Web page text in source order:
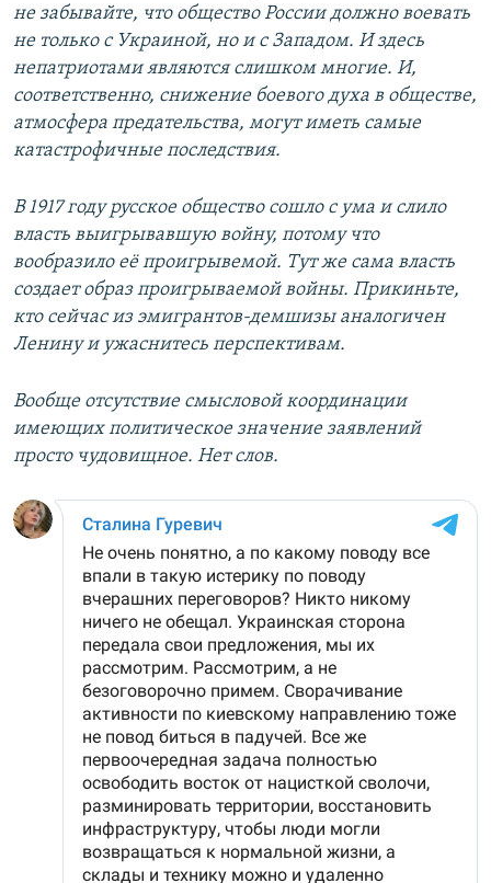
не забывайте, что общество России должно воевать
не только с Украиной, но и с Западом. И здесь
непатриотами являются слишком многие. И,
соответственно, снижение боевого духа в обществе,
атмосфера предательства, могут иметь самые
катастрофичные последствия.
В 1917 году русское общество сошло с ума и слило
власть выигрывавшую войну, потому что
вообразило её проигрывемой. Тут же сама власть
создает образ проигрываемой войны. Прикиньте,
кто сейчас из эмигрантов-демшизы аналогичен
Ленину и ужаснитесь перспективам.
Вообще отсутствие смысловой координации
имеющих политическое значение заявлений
просто чудовищное. Нет слов.